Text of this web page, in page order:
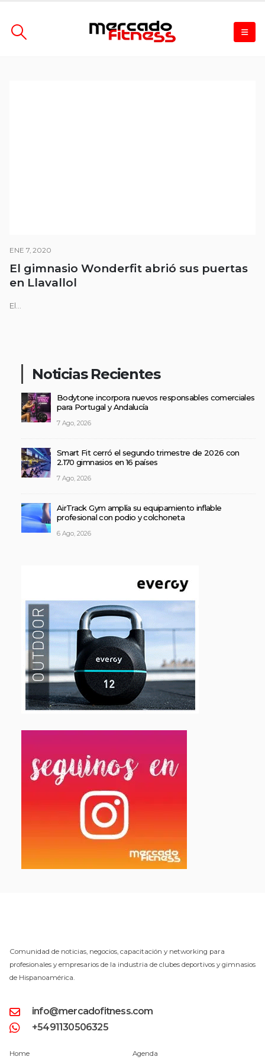
ENE 7, 2020
El gimnasio Wonderfit abrió sus puertas
en Llavallol
El...
Noticias Recientes
Bodytone incorpora nuevos responsables comerciales
para Portugal y Andalucía
7 Ago, 2026
Smart Fit cerró el segundo trimestre de 2026 con
2.170 gimnasios en 16 países
7 Ago, 2026
AirTrack Gym amplía su equipamiento inflable
profesional con podio y colchoneta
6 Ago, 2026
Comunidad de noticias, negocios, capacitación y networking para
profesionales y empresarios de la industria de clubes deportivos y gimnasios
de Hispanoamérica.
info@mercadofitness.com
+5491130506325
Home Agenda